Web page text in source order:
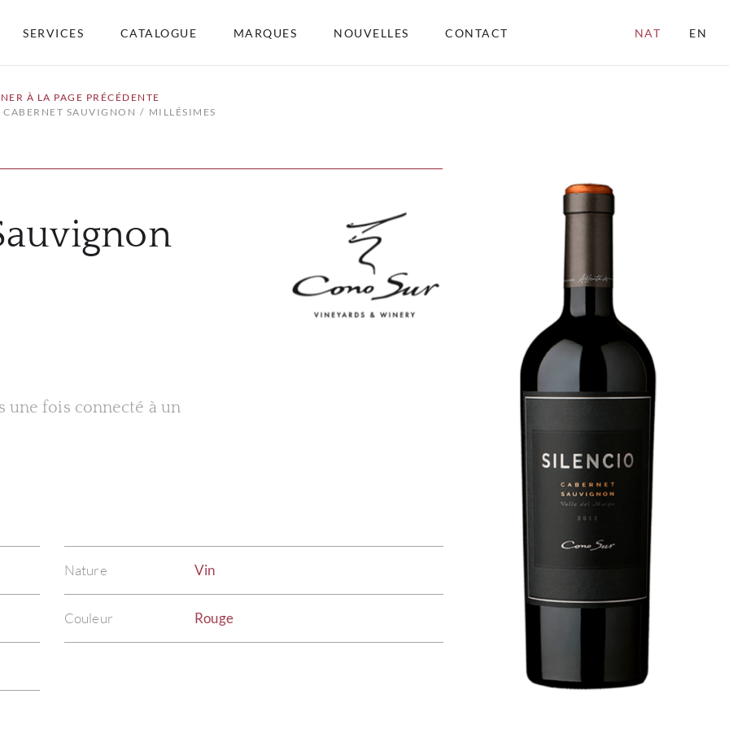
SERVICES CATALOGUE MARQUES NOUVELLES CONTACT NAT EN
À LA PAGE PRÉCÉDENTE
SAUVIGNON
MILLÉSIMES
une fois connecté à un
Nature Vin
Couleur Rouge